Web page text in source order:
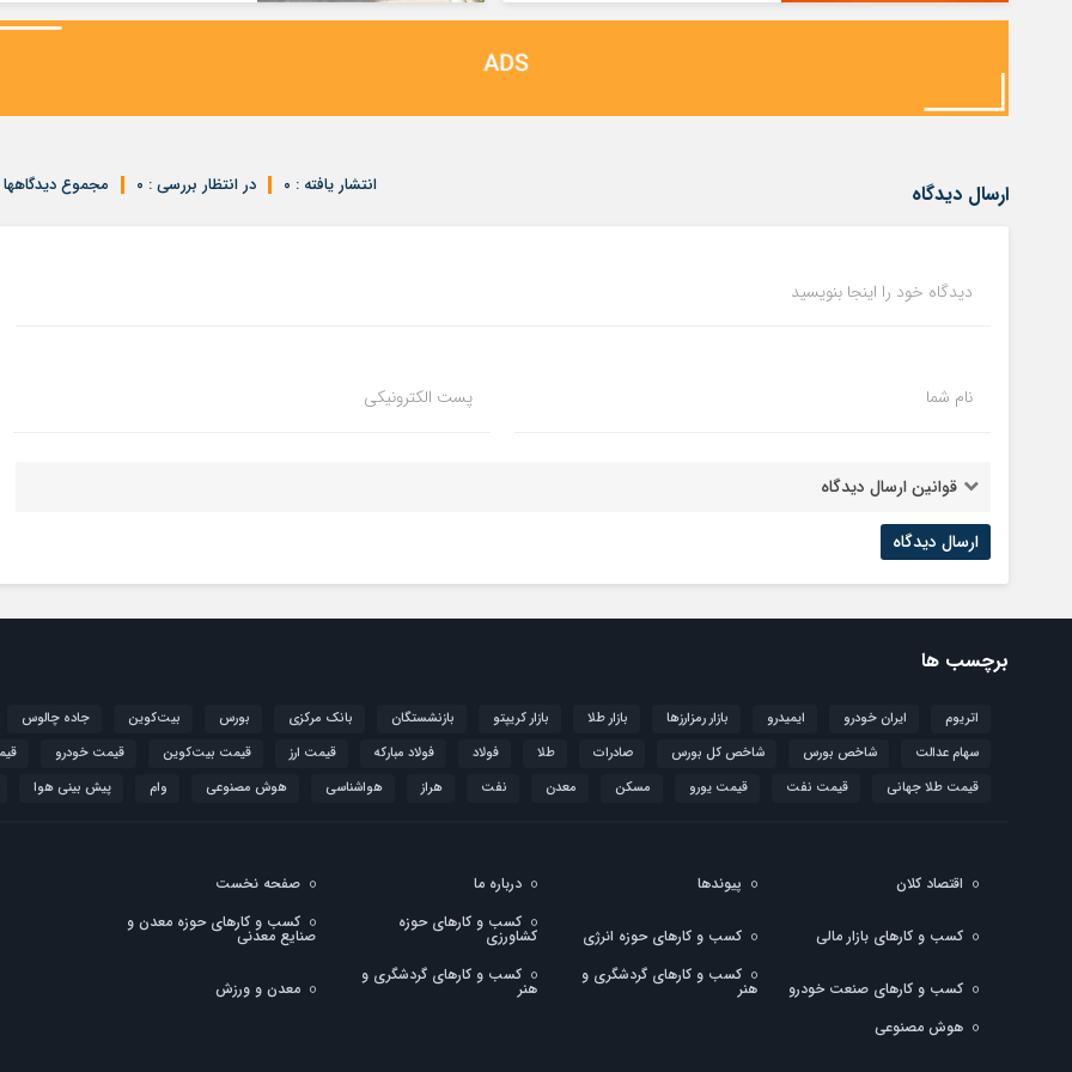
ارسال دیدگاه مجموع دیدگاهها در انتظار بررسی : ۰ انتشار یافته : ۰
دیدگاه خود را اینجا بنویسید
نام شما پست الکترونیکی
قوانین ارسال دیدگاه
برچسب ها
اتریوم ایران خودرو ایمیدرو بازار رمزارزها بازار طلا بازار کریپتو بازنشستگان بانک مرکزی بورس بیت‌کوین
جاده چالوس
سهام عدالت
شاخص بورس شاخص کل بورس صادرات طلا فولاد فولاد مبارکه قیمت ارز قیمت بیت‌کوین قیمت خودرو
قیمت طلا جهانی
قیمت نفت قیمت یورو مسکن معدن نفت هراز هواشناسی هوش مصنوعی وام پیش بینی هوا
اقتصاد کلان پیوندها درباره ما صفحه نخست
کسب و کارهای بازار مالی کسب و کارهای حوزه انرژی
کسب و کارهای حوزه
کشاورزی
کسب و کارهای حوزه معدن و
صنایع معدنی
کسب و کارهای صنعت خودرو
کسب و کارهای گردشگری و
هنر
کسب و کارهای گردشگری و
هنر
معدن و ورزش
هوش مصنوعی